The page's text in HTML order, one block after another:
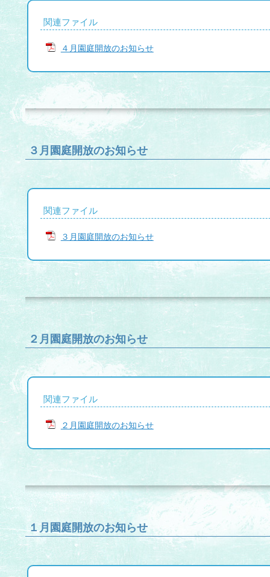
関連ファイル
４月園庭開放のお知らせ
３月園庭開放のお知らせ
関連ファイル
３月園庭開放のお知らせ
２月園庭開放のお知らせ
関連ファイル
２月園庭開放のお知らせ
１月園庭開放のお知らせ